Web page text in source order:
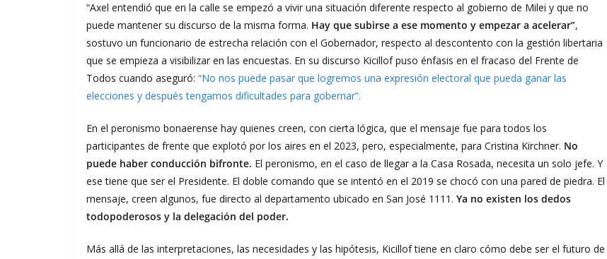
“Axel entendió que en la calle se empezó a vivir una situación diferente respecto al gobierno de Milei y que no
puede mantener su discurso de la misma forma. Hay que subirse a ese momento y empezar a acelerar”,
sostuvo un funcionario de estrecha relación con el Gobernador, respecto al descontento con la gestión libertaria
que se empieza a visibilizar en las encuestas. En su discurso Kicillof puso énfasis en el fracaso del Frente de
Todos cuando aseguró: “No nos puede pasar que logremos una expresión electoral que pueda ganar las
elecciones y después tengamos dificultades para gobernar”.
En el peronismo bonaerense hay quienes creen, con cierta lógica, que el mensaje fue para todos los
participantes de frente que explotó por los aires en el 2023, pero, especialmente, para Cristina Kirchner. No
puede haber conducción bifronte. El peronismo, en el caso de llegar a la Casa Rosada, necesita un solo jefe. Y
ese tiene que ser el Presidente. El doble comando que se intentó en el 2019 se chocó con una pared de piedra. El
mensaje, creen algunos, fue directo al departamento ubicado en San José 1111. Ya no existen los dedos
todopoderosos y la delegación del poder.
Más allá de las interpretaciones, las necesidades y las hipótesis, Kicillof tiene en claro cómo debe ser el futuro de